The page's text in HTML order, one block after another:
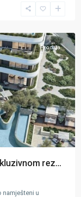
Prodaja
rez...
namješteni u